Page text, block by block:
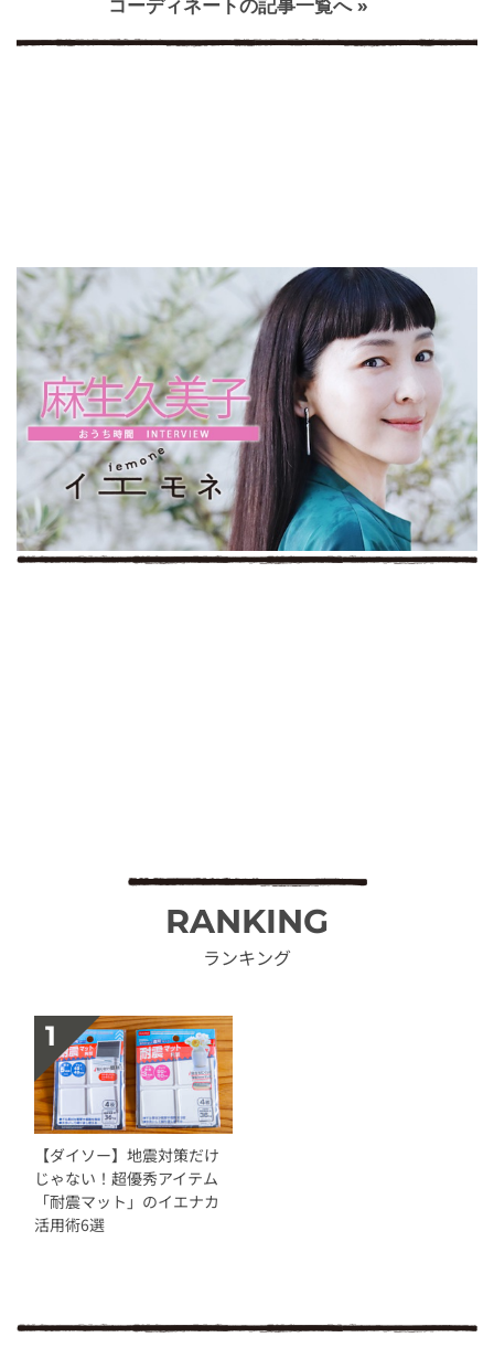
コーディネートの記事一覧へ »
RANKING
ランキング
【ダイソー】地震対策だけ
じゃない！超優秀アイテム
「耐震マット」のイエナカ
活用術6選